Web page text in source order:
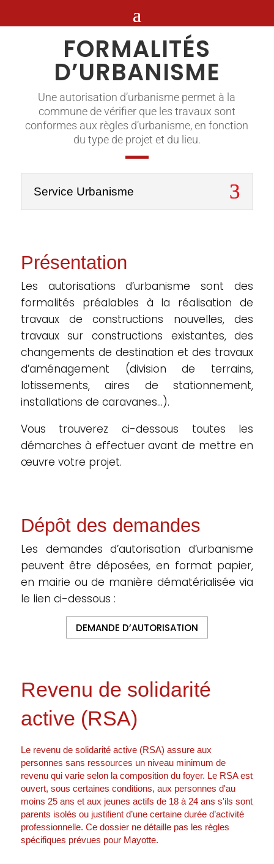
FORMALITÉS
D’URBANISME
Une autorisation d’urbanisme permet à la
commune de vérifier que les travaux sont
conformes aux règles d’urbanisme, en fonction
du type de projet et du lieu.
Service Urbanisme
Présentation
Les autorisations d’urbanisme sont des
formalités préalables à la réalisation de
travaux de constructions nouvelles, des
travaux sur constructions existantes, des
changements de destination et des travaux
d’aménagement (division de terrains,
lotissements, aires de stationnement,
installations de caravanes…).
Vous trouverez ci-dessous toutes les
démarches à effectuer avant de mettre en
œuvre votre projet.
Dépôt des demandes
Les demandes d’autorisation d’urbanisme
peuvent être déposées, en format papier,
en mairie ou de manière dématérialisée via
le lien ci-dessous :
DEMANDE D’AUTORISATION
Revenu de solidarité
active (RSA)
Le revenu de solidarité active (RSA) assure aux
personnes sans ressources un niveau minimum de
revenu qui varie selon la composition du foyer. Le RSA est
ouvert, sous certaines conditions, aux personnes d'au
moins 25 ans et aux jeunes actifs de 18 à 24 ans s'ils sont
parents isolés ou justifient d’une certaine durée d’activité
professionnelle. Ce dossier ne détaille pas les règles
spécifiques prévues pour Mayotte.